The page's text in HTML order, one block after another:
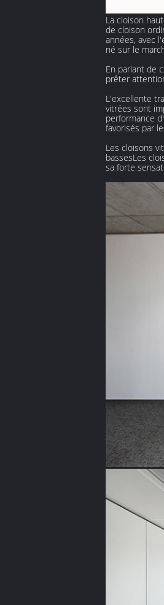
La cloison
de cloison
années, avec
né sur le
En parlant de
prêter
L'excellente
vitrées sont
performance
favorisés par
Les cloisons
bassesLes
sa forte